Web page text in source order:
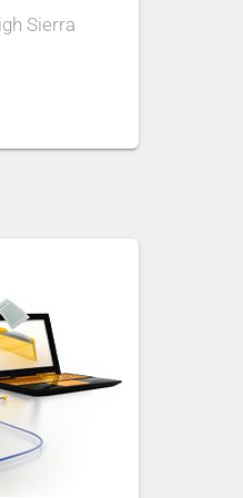
Sierra